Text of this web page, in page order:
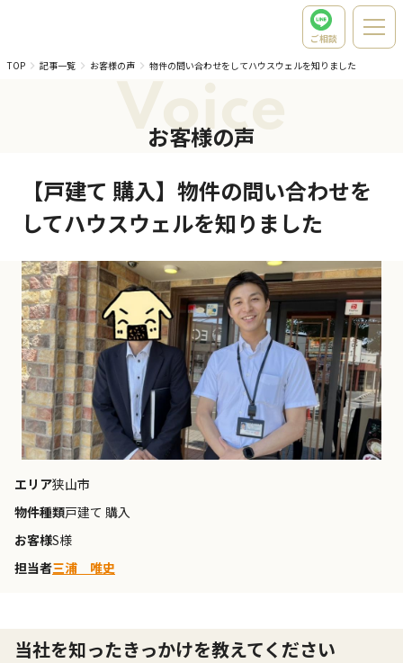
ご相談
TOP
記事一覧 お客様の声 物件の問い合わせをしてハウスウェルを知りました
Voice
お客様の声
【戸建て 購入】物件の問い合わせを
してハウスウェルを知りました
エリア狭山市
物件種類戸建て 購入
お客様S様
担当者三浦 唯史
当社を知ったきっかけを教えてください